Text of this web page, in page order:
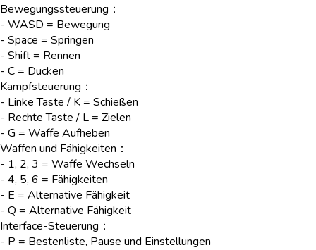
Bewegungssteuerung：
- WASD = Bewegung
- Space = Springen
- Shift = Rennen
- C = Ducken
Kampfsteuerung：
- Linke Taste / K = Schießen
- Rechte Taste / L = Zielen
- G = Waffe Aufheben
Waffen und Fähigkeiten：
- 1, 2, 3 = Waffe Wechseln
- 4, 5, 6 = Fähigkeiten
- E = Alternative Fähigkeit
- Q = Alternative Fähigkeit
Interface-Steuerung：
- P = Bestenliste, Pause und Einstellungen